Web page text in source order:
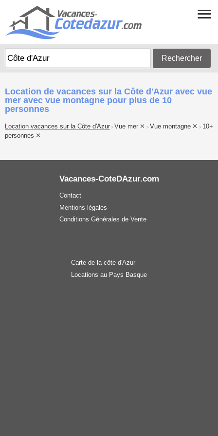
Rechercher
Location de vacances sur la Côte d'Azur avec vue
mer avec vue montagne pour plus de 10
personnes
Location vacances sur la Côte d'Azur > Vue mer > Vue montagne > 10+
personnes
Vacances-CoteDAzur.com
Contact
Mentions légales
Conditions Générales de Vente
Carte de la côte d'Azur
Locations au Pays Basque